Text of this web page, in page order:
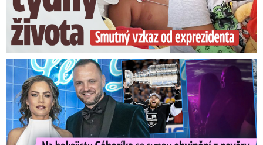
Na Gáboríka se sypou obvinění z nevěry: Reakce manželky!